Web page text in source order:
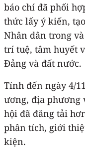
báo chí đã phối
thức lấy ý kiến,
Nhân dân trong
trí tuệ, tâm huyết
Đảng và đất nước.
Tính đến ngày 4/
ương, địa phương
hội đã đăng tải
phân tích, giới
kiện.